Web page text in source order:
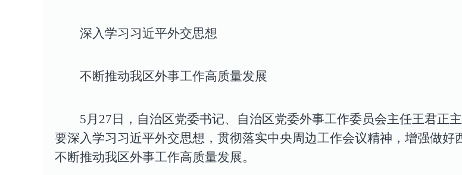
深入学习习近平外交思想
不断推动我区外事工作高质量发展
5月27日，自治区党委书记、自治区党委外事工作委员会主任王君正
要深入学习习近平外交思想，贯彻落实中央周边工作会议精神，增强做好
不断推动我区外事工作高质量发展。